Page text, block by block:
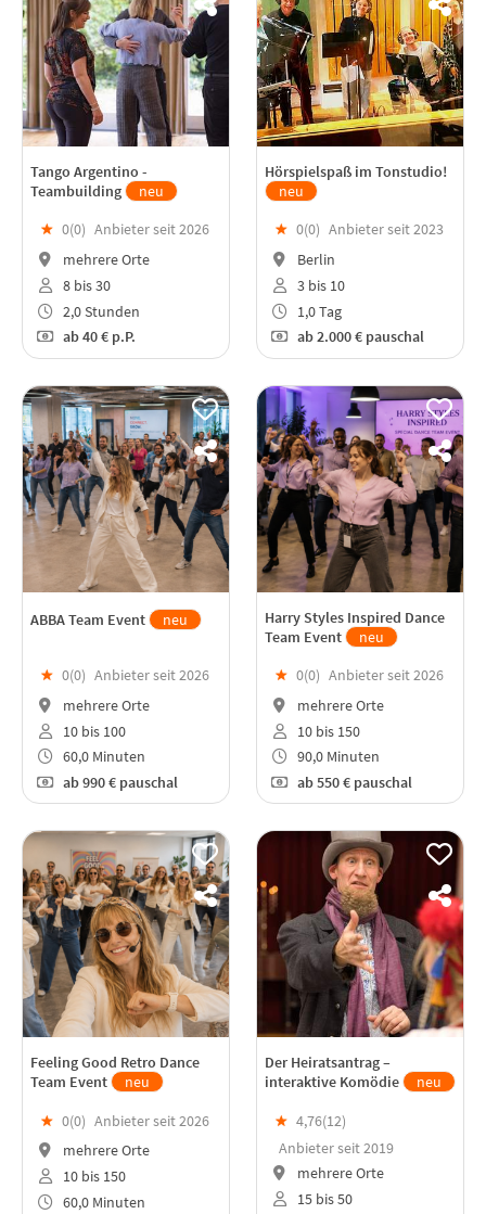
Tango Argentino -
Teambuilding
neu
★ 0(0) Anbieter seit 2026
mehrere Orte
8 bis 30
2,0 Stunden
ab40 € p.P.
Hörspielspaß im Tonstudio!
neu
★ 0(0) Anbieter seit 2023
Berlin
3 bis 10
1,0 Tag
ab2.000 € pauschal
ABBA Team Event neu
★ 0(0) Anbieter seit 2026
mehrere Orte
10 bis 100
60,0 Minuten
ab990 € pauschal
Harry Styles Inspired Dance
Team Event
neu
★ 0(0) Anbieter seit 2026
mehrere Orte
10 bis 150
90,0 Minuten
ab550 € pauschal
Feeling Good Retro Dance
Team Event
neu
★ 0(0) Anbieter seit 2026
mehrere Orte
10 bis 150
60,0 Minuten
Der Heiratsantrag –
interaktive Komödie
neu
★ 4,76(12)
Anbieter seit 2019
mehrere Orte
15 bis 50